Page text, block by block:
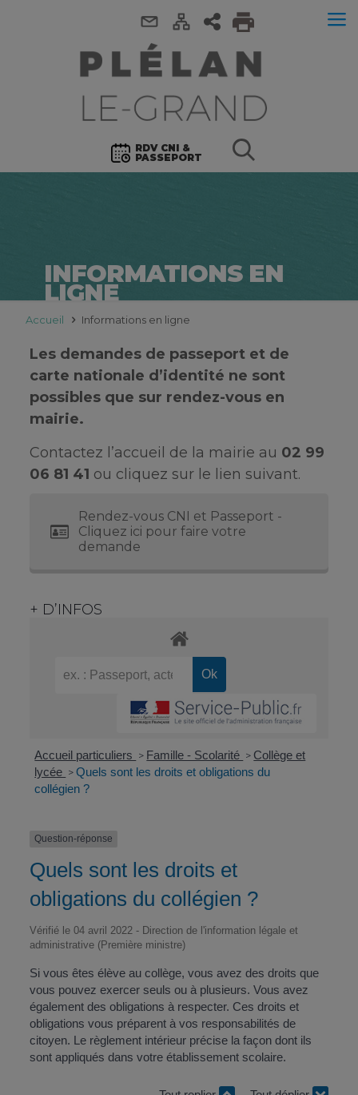
RDV CNI &
PASSEPORT
INFORMATIONS EN
LIGNE
Accueil Informations en ligne
Les demandes de passeport et de
carte nationale d’identité ne sont
possibles que sur rendez-vous en
mairie.
Contactez l’accueil de la mairie au 02 99
06 81 41 ou cliquez sur le lien suivant.
Rendez-vous CNI et Passeport -
Cliquez ici pour faire votre
demande
+ D’INFOS
Accueil particuliers > Famille - Scolarité > Collège et
lycée > Quels sont les droits et obligations du
collégien ?
Question-réponse
Quels sont les droits et
obligations du collégien ?
Vérifié le 04 avril 2022 - Direction de l'information légale et
administrative (Première ministre)
Si vous êtes élève au collège, vous avez des droits que
vous pouvez exercer seuls ou à plusieurs. Vous avez
également des obligations à respecter. Ces droits et
obligations vous préparent à vos responsabilités de
citoyen. Le règlement intérieur précise la façon dont ils
sont appliqués dans votre établissement scolaire.